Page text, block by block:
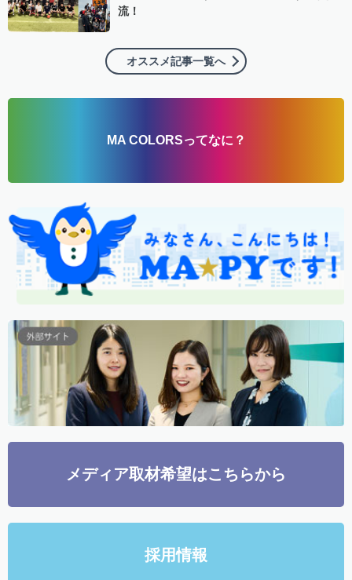
流！
オススメ記事一覧へ
MA COLORSってなに？
メディア取材希望はこちらから
採用情報